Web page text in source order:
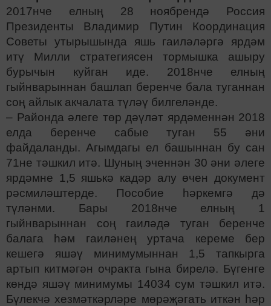
2017нче елның 28 ноябрендә Россия
Президенты Владимир Путин Координация
Советы утырышында яшь гаиләләргә ярдәм
итү Милли стратегиясен тормышка ашыру
бурычын куйган иде. 2018нче елның
гыйнварыннан башлап беренче бала туганнан
соң айлык акчалата түләү билгеләнде.
– Районда әлеге төр дәүләт ярдәменнән 2018
елда беренче сабые туган 55 әни
файдаланды. Агымдагы ел башыннан бу сан
71не тәшкил итә. Шуның эченнән 30 әни әлеге
ярдәмне 1,5 яшькә кадәр алу өчен документ
рәсмиләштерде. Пособие һәркемгә дә
түләнми. Бары 2018нче елның 1
гыйнварыннан соң гаиләдә туган беренче
балага һәм гаиләнең уртача кереме бер
кешегә яшәү минимумыннан 1,5 тапкырга
артып китмәгән очракта гына бирелә. Бүгенге
көндә яшәү минимумы 14034 сум тәшкил итә.
Бүлекчә хезмәткәрләре мөрәҗәгать иткән һәр